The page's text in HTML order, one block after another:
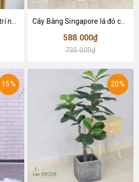
Cây Bàng Singapore lá đỏ cây giả trang trí Lan Decor (110cm) - LC2918-1
588.000₫
735.000₫
15% 20%